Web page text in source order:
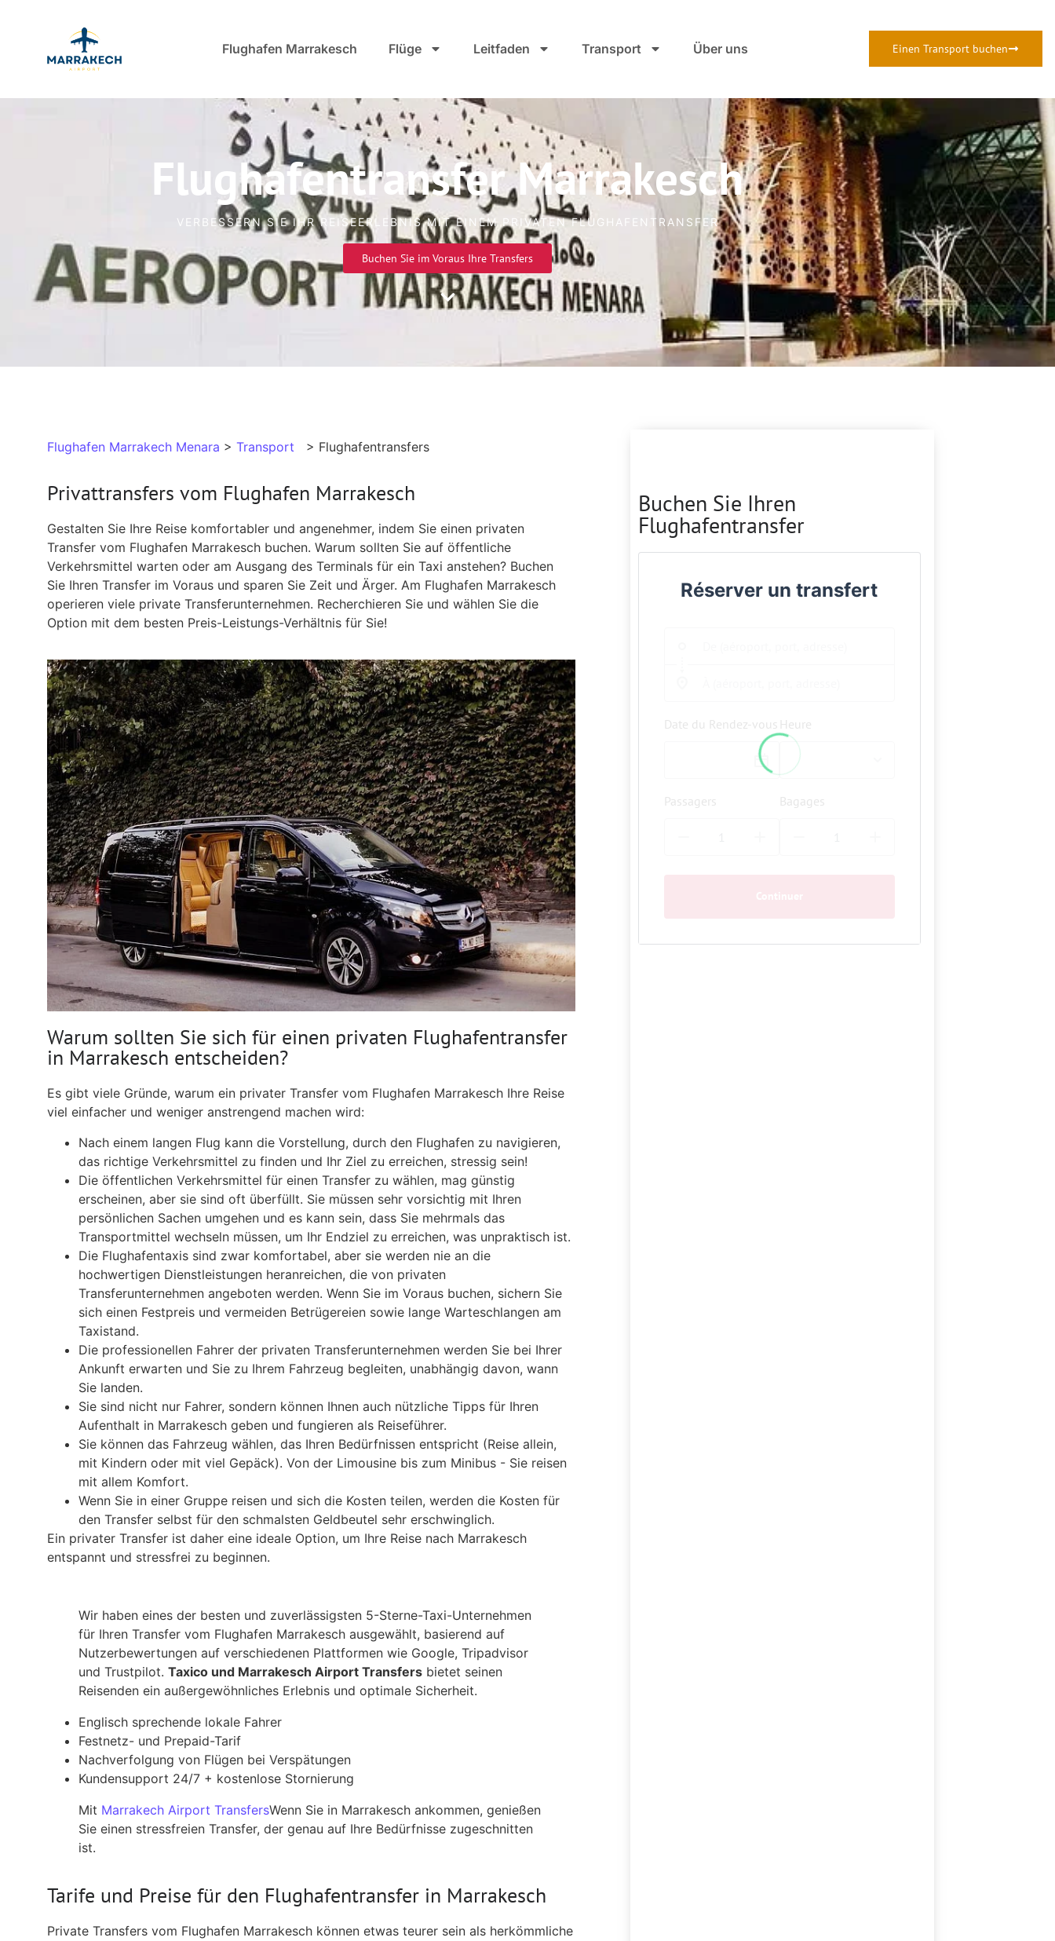
Flughafen Marrakesch Flüge Leitfaden Transport Über uns Einen Transport buchen
Flughafentransfer Marrakesch
VERBESSERN SIE IHR REISEERLEBNIS MIT EINEM PRIVATEN FLUGHAFENTRANSFER
Buchen Sie im Voraus Ihre Transfers
Flughafen Marrakech Menara > Transport > Flughafentransfers
Privattransfers vom Flughafen Marrakesch
Gestalten Sie Ihre Reise komfortabler und angenehmer, indem Sie einen privaten
Transfer vom Flughafen Marrakesch buchen. Warum sollten Sie auf öffentliche
Verkehrsmittel warten oder am Ausgang des Terminals für ein Taxi anstehen? Buchen
Sie Ihren Transfer im Voraus und sparen Sie Zeit und Ärger. Am Flughafen Marrakesch
operieren viele private Transferunternehmen. Recherchieren Sie und wählen Sie die
Option mit dem besten Preis-Leistungs-Verhältnis für Sie!
Warum sollten Sie sich für einen privaten Flughafentransfer
in Marrakesch entscheiden?
Es gibt viele Gründe, warum ein privater Transfer vom Flughafen Marrakesch Ihre Reise
viel einfacher und weniger anstrengend machen wird:
Nach einem langen Flug kann die Vorstellung, durch den Flughafen zu navigieren,
das richtige Verkehrsmittel zu finden und Ihr Ziel zu erreichen, stressig sein!
Die öffentlichen Verkehrsmittel für einen Transfer zu wählen, mag günstig
erscheinen, aber sie sind oft überfüllt. Sie müssen sehr vorsichtig mit Ihren
persönlichen Sachen umgehen und es kann sein, dass Sie mehrmals das
Transportmittel wechseln müssen, um Ihr Endziel zu erreichen, was unpraktisch ist.
Die Flughafentaxis sind zwar komfortabel, aber sie werden nie an die
hochwertigen Dienstleistungen heranreichen, die von privaten
Transferunternehmen angeboten werden. Wenn Sie im Voraus buchen, sichern Sie
sich einen Festpreis und vermeiden Betrügereien sowie lange Warteschlangen am
Taxistand.
Die professionellen Fahrer der privaten Transferunternehmen werden Sie bei Ihrer
Ankunft erwarten und Sie zu Ihrem Fahrzeug begleiten, unabhängig davon, wann
Sie landen.
Sie sind nicht nur Fahrer, sondern können Ihnen auch nützliche Tipps für Ihren
Aufenthalt in Marrakesch geben und fungieren als Reiseführer.
Sie können das Fahrzeug wählen, das Ihren Bedürfnissen entspricht (Reise allein,
mit Kindern oder mit viel Gepäck). Von der Limousine bis zum Minibus - Sie reisen
mit allem Komfort.
Wenn Sie in einer Gruppe reisen und sich die Kosten teilen, werden die Kosten für
den Transfer selbst für den schmalsten Geldbeutel sehr erschwinglich.
Ein privater Transfer ist daher eine ideale Option, um Ihre Reise nach Marrakesch
entspannt und stressfrei zu beginnen.
Wir haben eines der besten und zuverlässigsten 5-Sterne-Taxi-Unternehmen
für Ihren Transfer vom Flughafen Marrakesch ausgewählt, basierend auf
Nutzerbewertungen auf verschiedenen Plattformen wie Google, Tripadvisor
und Trustpilot. Taxico und Marrakesch Airport Transfers bietet seinen
Reisenden ein außergewöhnliches Erlebnis und optimale Sicherheit.
Englisch sprechende lokale Fahrer
Festnetz- und Prepaid-Tarif
Nachverfolgung von Flügen bei Verspätungen
Kundensupport 24/7 + kostenlose Stornierung
Mit Marrakech Airport TransfersWenn Sie in Marrakesch ankommen, genießen
Sie einen stressfreien Transfer, der genau auf Ihre Bedürfnisse zugeschnitten
ist.
Tarife und Preise für den Flughafentransfer in Marrakesch
Private Transfers vom Flughafen Marrakesch können etwas teurer sein als herkömmliche
Buchen Sie Ihren
Flughafentransfer
Réserver un transfert
Date du Rendez-vous Heure
Passagers Bagages